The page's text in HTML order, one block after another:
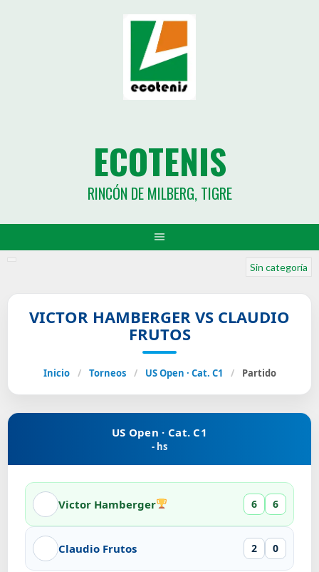
ECOTENIS
RINCÓN DE MILBERG, TIGRE
Sin categoría
VICTOR HAMBERGER VS CLAUDIO
FRUTOS
Inicio / Torneos / US Open · Cat. C1 / Partido
US Open · Cat. C1
- hs
Victor Hamberger 6 6
Claudio Frutos 2 0